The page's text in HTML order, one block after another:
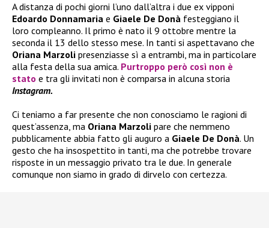
A distanza di pochi giorni l’uno dall’altra i due ex vipponi
Edoardo Donnamaria e Giaele De Donà festeggiano il
loro compleanno. Il primo è nato il 9 ottobre mentre la
seconda il 13 dello stesso mese. In tanti si aspettavano che
Oriana Marzoli presenziasse sì a entrambi, ma in particolare
alla festa della sua amica. Purtroppo però così non è
stato e tra gli invitati non è comparsa in alcuna storia
Instagram.
Ci teniamo a far presente che non conosciamo le ragioni di
quest’assenza, ma Oriana Marzoli pare che nemmeno
pubblicamente abbia fatto gli auguro a Giaele De Donà. Un
gesto che ha insospettito in tanti, ma che potrebbe trovare
risposte in un messaggio privato tra le due. In generale
comunque non siamo in grado di dirvelo con certezza.